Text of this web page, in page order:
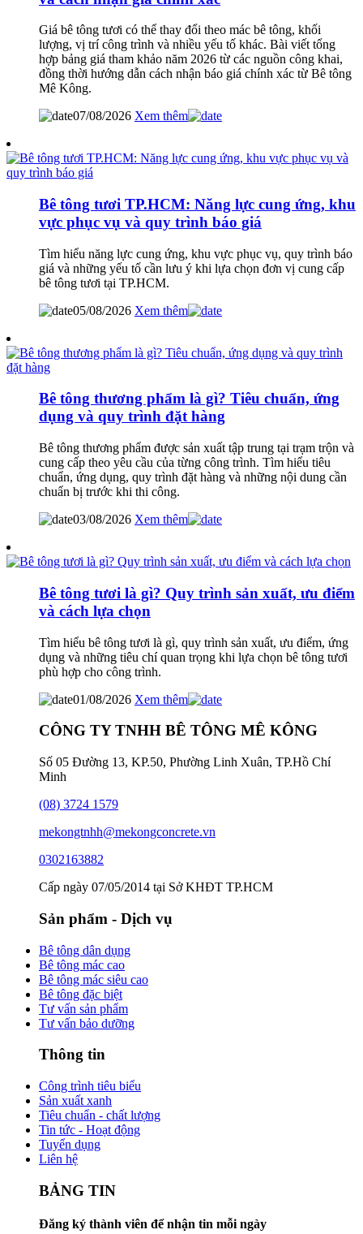
Giá bê tông tươi có thể thay đổi theo mác bê tông, khối
lượng, vị trí công trình và nhiều yếu tố khác. Bài viết tổng
hợp bảng giá tham khảo năm 2026 từ các nguồn công khai,
đồng thời hướng dẫn cách nhận báo giá chính xác từ Bê tông
Mê Kông.
07/08/2026 Xem thêm
Bê tông tươi TP.HCM: Năng lực cung ứng, khu
vực phục vụ và quy trình báo giá
Tìm hiểu năng lực cung ứng, khu vực phục vụ, quy trình báo
giá và những yếu tố cần lưu ý khi lựa chọn đơn vị cung cấp
bê tông tươi tại TP.HCM.
05/08/2026 Xem thêm
Bê tông thương phẩm là gì? Tiêu chuẩn, ứng
dụng và quy trình đặt hàng
Bê tông thương phẩm được sản xuất tập trung tại trạm trộn và
cung cấp theo yêu cầu của từng công trình. Tìm hiểu tiêu
chuẩn, ứng dụng, quy trình đặt hàng và những nội dung cần
chuẩn bị trước khi thi công.
03/08/2026 Xem thêm
Bê tông tươi là gì? Quy trình sản xuất, ưu điểm
và cách lựa chọn
Tìm hiểu bê tông tươi là gì, quy trình sản xuất, ưu điểm, ứng
dụng và những tiêu chí quan trọng khi lựa chọn bê tông tươi
phù hợp cho công trình.
01/08/2026 Xem thêm
CÔNG TY TNHH BÊ TÔNG MÊ KÔNG
Số 05 Đường 13, KP.50, Phường Linh Xuân, TP.Hồ Chí
Minh
(08) 3724 1579
mekongtnhh@mekongconcrete.vn
0302163882
Cấp ngày 07/05/2014 tại Sở KHĐT TP.HCM
Sản phẩm - Dịch vụ
Bê tông dân dụng
Bê tông mác cao
Bê tông mác siêu cao
Bê tông đặc biệt
Tư vấn sản phẩm
Tư vấn bảo dưỡng
Thông tin
Công trình tiêu biểu
Sản xuất xanh
Tiêu chuẩn - chất lượng
Tin tức - Hoạt động
Tuyển dụng
Liên hệ
BẢNG TIN
Đăng ký thành viên để nhận tin mỗi ngày